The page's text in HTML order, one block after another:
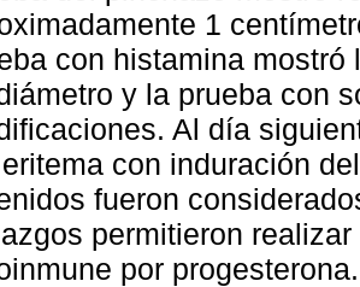
1
con histamina
y la prueba con
Al día
con induración
fueron
permitieron
por progesterona.